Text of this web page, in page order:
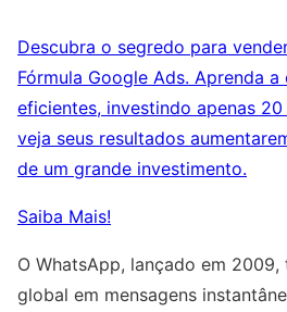
Descubra o segredo para
Fórmula Google Ads. Aprenda
eficientes, investindo apenas
veja seus resultados
de um grande investimento.
Saiba Mais!
O WhatsApp, lançado em
global em mensagens